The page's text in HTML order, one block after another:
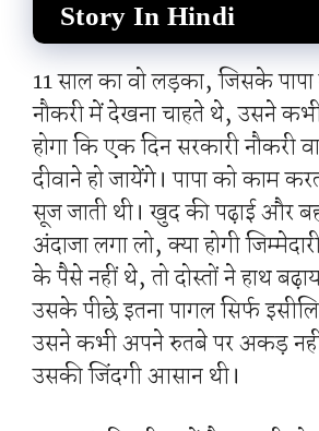
Story In Hindi
11 साल का वो लड़का, जिसके
नौकरी में देखना चाहते थे, उसने
होगा कि एक दिन सरकारी नौकरी
दीवाने हो जायेंगे। पापा को काम
सूज जाती थी। खुद की पढ़ाई और
अंदाजा लगा लो, क्या होगी
के पैसे नहीं थे, तो दोस्तों ने हाथ
उसके पीछे इतना पागल सिर्फ
उसने कभी अपने रुतबे पर अकड़
उसकी जिंदगी आसान थी।